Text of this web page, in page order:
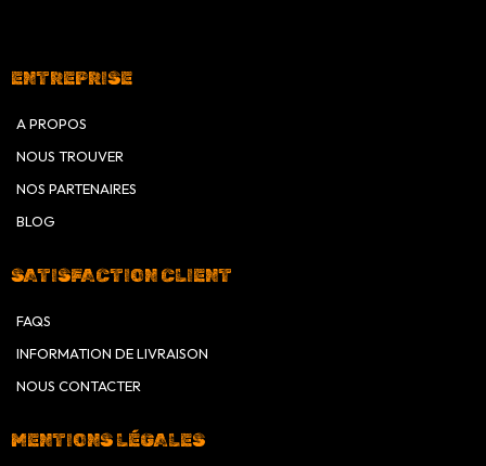
randonnée sur l'île et à vos besoins.
ENTREPRISE
A PROPOS
NOUS TROUVER
NOS PARTENAIRES
BLOG
SATISFACTION CLIENT
FAQS
INFORMATION DE LIVRAISON
NOUS CONTACTER
MENTIONS LÉGALES